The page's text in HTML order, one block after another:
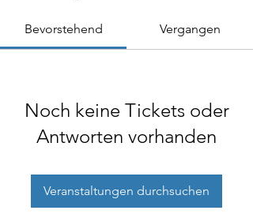
Bevorstehend Vergangen
Noch keine Tickets oder
Antworten vorhanden
Veranstaltungen durchsuchen